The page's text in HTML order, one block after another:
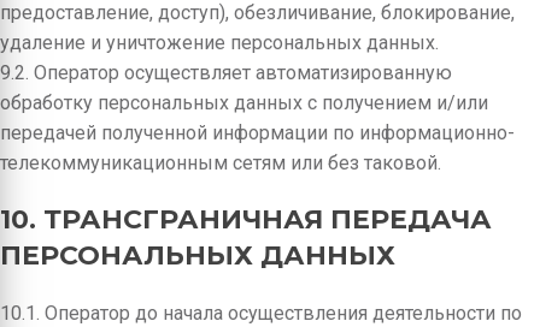
предоставление, доступ), обезличивание, блокирование,
удаление и уничтожение персональных данных.
9.2. Оператор осуществляет автоматизированную
обработку персональных данных с получением и/или
передачей полученной информации по информационно-
телекоммуникационным сетям или без таковой.
10. ТРАНСГРАНИЧНАЯ ПЕРЕДАЧА
ПЕРСОНАЛЬНЫХ ДАННЫХ
10.1. Оператор до начала осуществления деятельности по